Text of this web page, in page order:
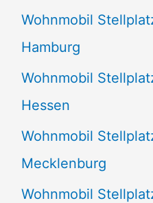
Wohnmobil
Hamburg
Wohnmobil
Hessen
Wohnmobil
Mecklenburg
Wohnmobil